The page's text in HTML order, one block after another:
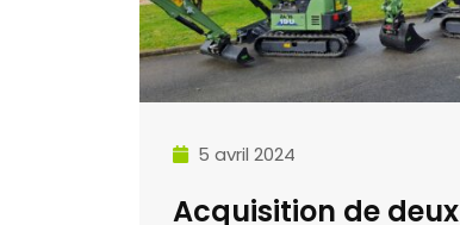
5 avril 2024
Acquisition de deux